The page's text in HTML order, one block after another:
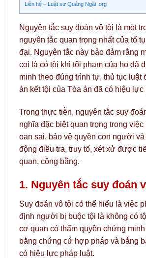
Liên hệ – Luật sư Quảng Ngãi .org
Nguyên tắc suy đoán vô tội là một
nguyên tắc quan trọng nhất của tố
đại. Nguyên tắc này bảo đảm rằng
coi là có tội khi tội phạm của họ đã
minh theo đúng trình tự, thủ tục luật
án kết tội của Tòa án đã có hiệu lực
Trong thực tiễn, nguyên tắc suy
nghĩa đặc biệt quan trọng trong việc
oan sai, bảo vệ quyền con người
động điều tra, truy tố, xét xử được
quan, công bằng.
1. Nguyên tắc suy đoán
Suy đoán vô tội có thể hiểu là việc
định người bị buộc tội là không có
cơ quan có thẩm quyền chứng
bằng chứng cứ hợp pháp và bằng
có hiệu lực pháp luật.